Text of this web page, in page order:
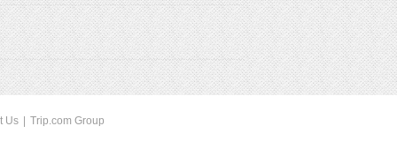
Us Trip.com Group